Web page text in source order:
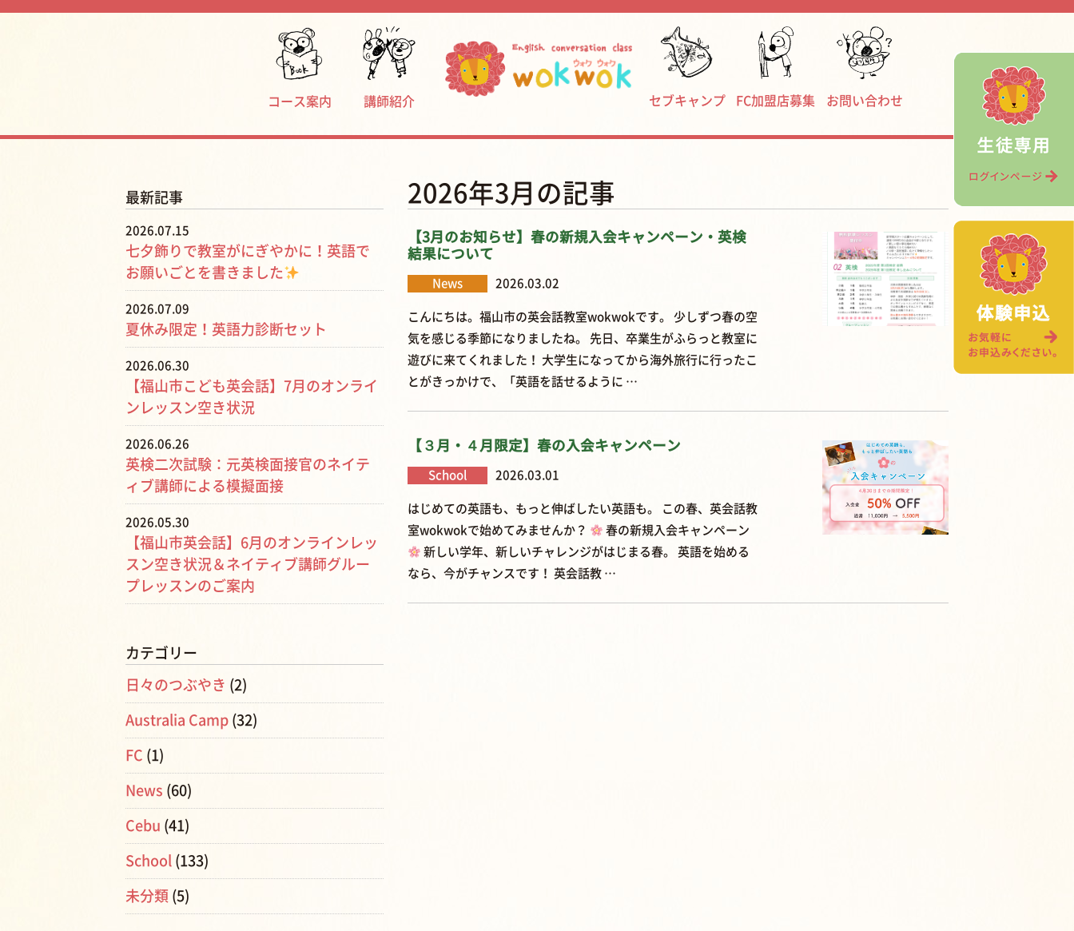
コース案内 講師紹介 セブキャンプ FC加盟店募集 お問い合わせ
2026年3月の記事
【3月のお知らせ】春の新規入会キャンペーン・英検
結果について
News 2026.03.02
こんにちは。福山市の英会話教室wokwokです。 少しずつ春の空
気を感じる季節になりましたね。 先日、卒業生がふらっと教室に
遊びに来てくれました！ 大学生になってから海外旅行に行ったこ
とがきっかけで、「英語を話せるように …
【３月・４月限定】春の入会キャンペーン
School 2026.03.01
はじめての英語も、もっと伸ばしたい英語も。 この春、英会話教
室wokwokで始めてみませんか？
春の新規入会キャンペーン
新しい学年、新しいチャレンジがはじまる春。 英語を始める
なら、今がチャンスです！ 英会話教 …
最新記事
2026.07.15
七夕飾りで教室がにぎやかに！英語で
お願いごとを書きました
2026.07.09
夏休み限定！英語力診断セット
2026.06.30
【福山市こども英会話】7月のオンライ
ンレッスン空き状況
2026.06.26
英検二次試験：元英検面接官のネイテ
ィブ講師による模擬面接
2026.05.30
【福山市英会話】6月のオンラインレッ
スン空き状況＆ネイティブ講師グルー
プレッスンのご案内
カテゴリー
日々のつぶやき (2)
Australia Camp (32)
FC (1)
News (60)
Cebu (41)
School (133)
未分類 (5)